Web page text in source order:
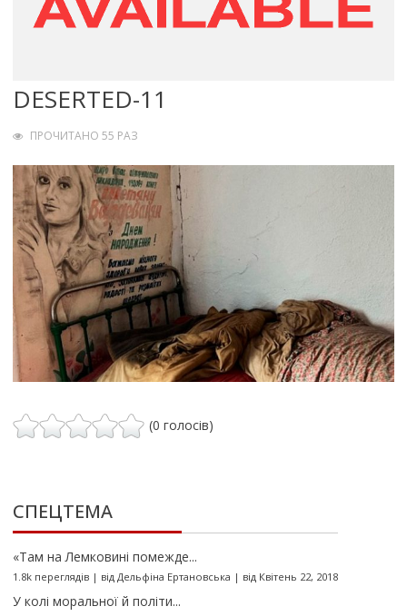
DESERTED-11
ПРОЧИТАНО 55 РАЗ
(0 голосів)
СПЕЦТЕМА
«Там на Лемковині помежде...
1.8k переглядів| від Дельфіна Ертановська | від Квітень 22, 2018
У колі моральної й політи...